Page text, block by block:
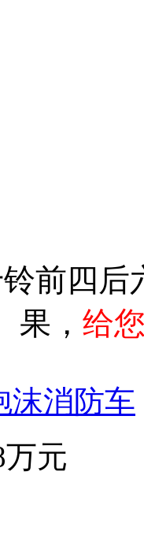
前四后
果， 给
沫消防车
元